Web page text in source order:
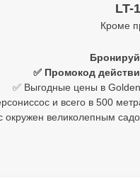
LT-
Кроме
✅ Промокод
✅ Выгодные цены в
и всего в 500
окружен великолепным